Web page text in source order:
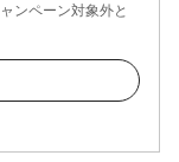
ンペーン対象外と